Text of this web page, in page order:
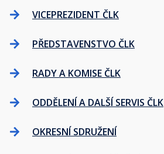
VICEPREZIDENT ČLK
PŘEDSTAVENSTVO ČLK
RADY A KOMISE ČLK
ODDĚLENÍ A DALŠÍ SERVIS ČLK
OKRESNÍ SDRUŽENÍ